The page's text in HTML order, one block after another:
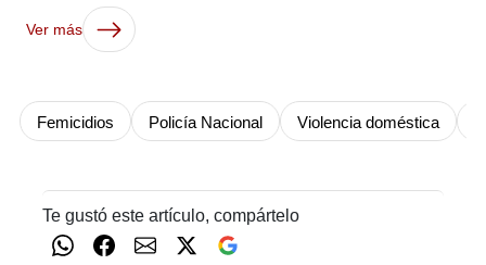
Ver más
Femicidios Policía Nacional Violencia doméstica
Te gustó este artículo, compártelo